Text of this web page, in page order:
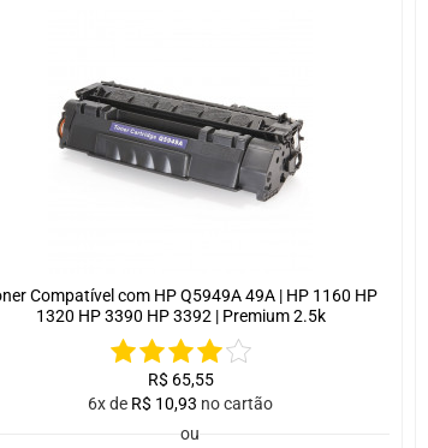
Compatível com HP Q5949A 49A | HP 1160 HP
1320 HP 3390 HP 3392 | Premium 2.5k
R$ 65,55
6x de R$ 10,93 no cartão
ou